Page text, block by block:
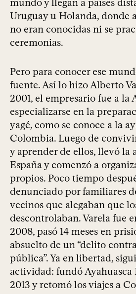
mundo y llegan a países
Uruguay u Holanda, donde
no eran conocidas ni se
ceremonias.
Pero para conocer ese
fuente. Así lo hizo Alberto
2001, el empresario fue a la
especializarse en la
yagé, como se conoce a la
Colombia. Luego de
y aprender de ellos, llevó la
España y comenzó a
propios. Poco tiempo
denunciado por familiares
vecinos que alegaban que
descontrolaban. Varela fue
2008, pasó 14 meses en
absuelto de un “delito
pública”. Ya en libertad,
actividad: fundó
2013 y retomó los viajes a